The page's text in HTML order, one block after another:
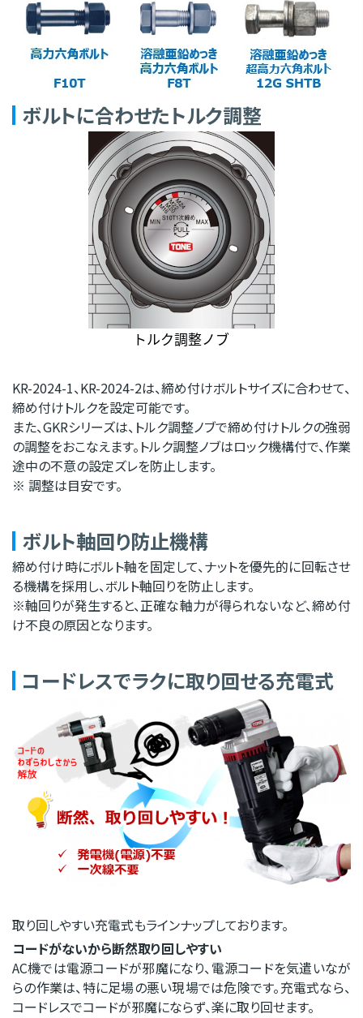
ボルトに合わせたトルク調整
KR-2024-1、KR-2024-2は、締め付けボルトサイズに合わせて、
締め付けトルクを設定可能です。
また、GKRシリーズは、トルク調整ノブで締め付けトルクの強弱
の調整をおこなえます。トルク調整ノブはロック機構付で、作業
途中の不意の設定ズレを防止します。
※ 調整は目安です。
ボルト軸回り防止機構
締め付け時にボルト軸を固定して、ナットを優先的に回転させ
る機構を採用し、ボルト軸回りを防止します。
※軸回りが発生すると、正確な軸力が得られないなど、締め付
け不良の原因となります。
コードレスでラクに取り回せる充電式
取り回しやすい充電式もラインナップしております。
コードがないから断然取り回しやすい
AC機では電源コードが邪魔になり、電源コードを気遣いなが
らの作業は、特に足場の悪い現場では危険です。充電式なら、
コードレスでコードが邪魔にならず、楽に取り回せます。